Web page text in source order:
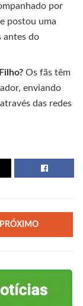
por
postou uma
antes do
Os fãs têm
enviando
das redes
PRÓXIMO